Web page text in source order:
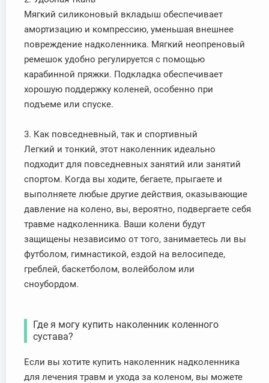
Мягкий силиконовый вкладыш обеспечивает
амортизацию и компрессию, уменьшая внешнее
повреждение надколенника. Мягкий неопреновый
ремешок удобно регулируется с помощью
карабинной пряжки. Подкладка обеспечивает
хорошую поддержку коленей, особенно при
подъеме или спуске.
3. Как повседневный, так и спортивный
Легкий и тонкий, этот наколенник идеально
подходит для повседневных занятий или занятий
спортом. Когда вы ходите, бегаете, прыгаете и
выполняете любые другие действия, оказывающие
давление на колено, вы, вероятно, подвергаете себя
травме надколенника. Ваши колени будут
защищены независимо от того, занимаетесь ли вы
футболом, гимнастикой, ездой на велосипеде,
греблей, баскетболом, волейболом или
сноубордом.
Где я могу купить наколенник коленного
сустава?
Если вы хотите купить наколенник надколенника
для лечения травм и ухода за коленом, вы можете